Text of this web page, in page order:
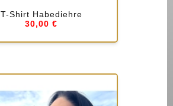
T-Shirt Habediehre
30,00 €